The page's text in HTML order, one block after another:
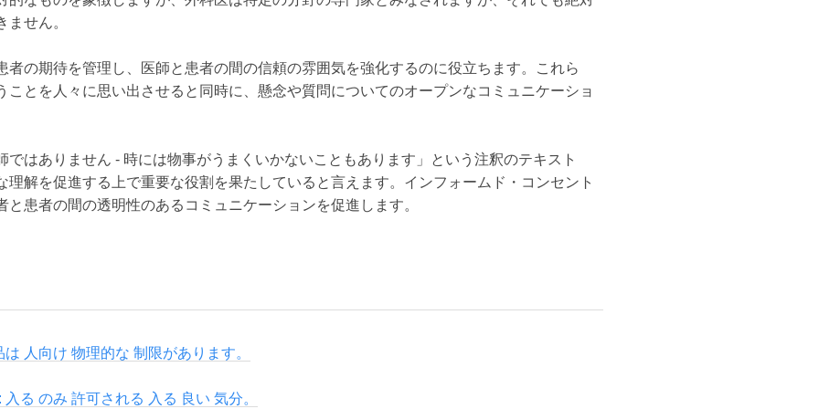
せん。
者の期待を管理し、医師と患者の間の信頼の雰囲気を強化するのに役立ちます。これら
ことを人々に思い出させると同時に、懸念や質問についてのオープンなコミュニケーショ
ではありません - 時には物事がうまくいかないこともあります」という注釈のテキスト
理解を促進する上で重要な役割を果たしていると言えます。インフォームド・コンセント
患者の間の透明性のあるコミュニケーションを促進します。
人向け 物理的な 制限があります。
る のみ 許可される 入る 良い 気分。